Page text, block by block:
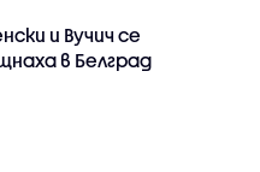
и Вучич се
в Белград